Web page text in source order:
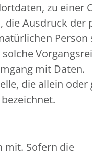
zu einer
Ausdruck der
Person
mit Daten.
die allein oder
mit. Sofern die